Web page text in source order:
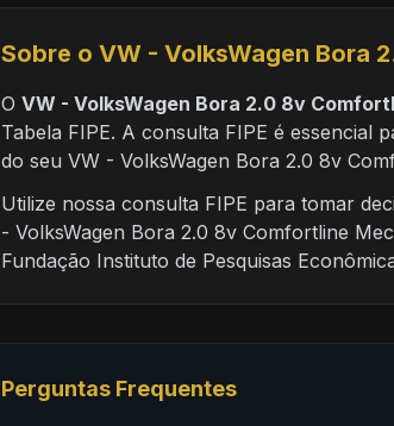
Sobre o VW - VolksWagen Bora
O VW - VolksWagen Bora 2.0 8v
Tabela FIPE. A consulta FIPE é essencial
do seu VW - VolksWagen Bora 2.0 8v
Utilize nossa consulta FIPE para tomar
- VolksWagen Bora 2.0 8v Comfortline
Fundação Instituto de Pesquisas
Perguntas Frequentes